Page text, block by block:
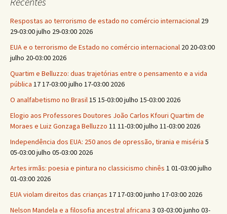
Respostas ao terrorismo de estado no comércio internacional 29
29-03:00 julho 29-03:00 2026
EUA e o terrorismo de Estado no comércio internacional 20 20-03:00
julho 20-03:00 2026
Quartim e Belluzzo: duas trajetórias entre o pensamento e a vida
pública 17 17-03:00 julho 17-03:00 2026
O analfabetismo no Brasil15 15-03:00 julho 15-03:00 2026
Elogio aos Professores Doutores João Carlos Kfouri Quartim de
Moraes e Luiz Gonzaga Belluzzo 11 11-03:00 julho 11-03:00 2026
Independência dos EUA: 250 anos de opressão, tirania e miséria 5
05-03:00 julho 05-03:00 2026
Artes irmãs: poesia e pintura no classicismo chinês 1 01-03:00 julho
01-03:00 2026
EUA violam direitos das crianças 17 17-03:00 junho 17-03:00 2026
Nelson Mandela e a filosofia ancestral africana 3 03-03:00 junho 03-